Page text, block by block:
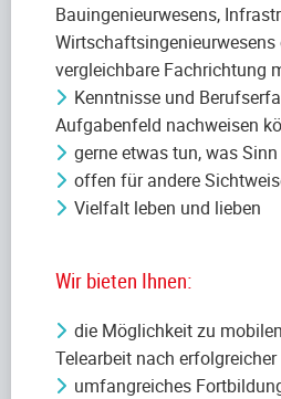
Bauingenieurwesens,
Wirtschaftsingenieurwesens
vergleichbare Fachrichtung
Kenntnisse und
Aufgabenfeld nachweisen
gerne etwas tun, was
offen für andere
Vielfalt leben und lieben
Wir bieten Ihnen:
die Möglichkeit zu
Telearbeit nach
umfangreiches